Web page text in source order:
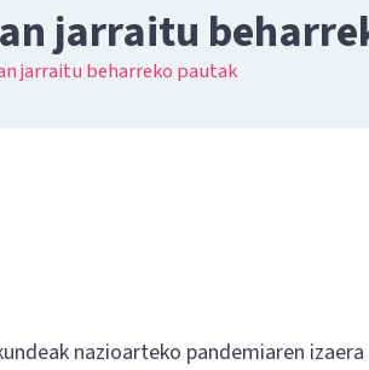
jarraitu
jarraitu beharreko pautak
nazioarteko pandemiaren izaera